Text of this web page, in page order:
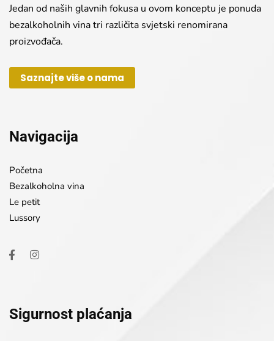
Jedan od naših glavnih fokusa u ovom konceptu je ponuda
bezalkoholnih vina tri različita svjetski renomirana
proizvođača.
Saznajte više o nama
Navigacija
Početna
Bezalkoholna vina
Le petit
Lussory
Sigurnost plaćanja